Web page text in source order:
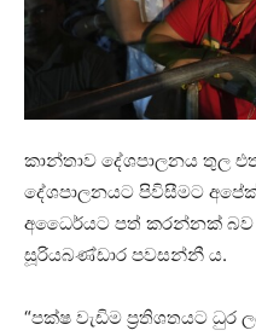
කාන්තාව දේශපාලනය තුල
දේශපාලනයට පිවිසීමට
අධෛර්යට පත් කරන්නක් බව
සූරියබණ්ඩාර පවසන්නී ය.
“පක්ෂ වැඩිම ප්‍රතිශතයට ධුර